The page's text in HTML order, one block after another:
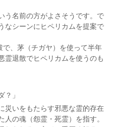
う名前の方がよさそうです。で
なシーンにヒペリカムを提案で
、茅（チガヤ）を使って半年
霊退散でヒペリカムを使うのも
」
災いをもたらす邪悪な霊的存在
の魂（怨霊・死霊）を指す。